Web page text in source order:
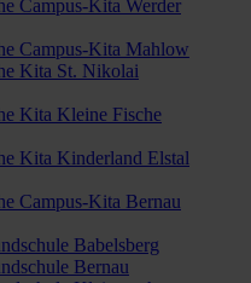
Campus-Kita Werder
Campus-Kita Mahlow
Kita St. Nikolai
Kita Kleine Fische
Kita Kinderland Elstal
Campus-Kita Bernau
Babelsberg
Bernau